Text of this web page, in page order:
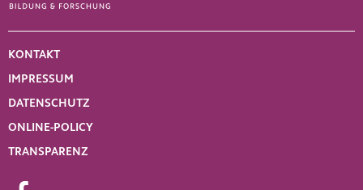
KONTAKT
IMPRESSUM
DATENSCHUTZ
ONLINE-POLICY
TRANSPARENZ